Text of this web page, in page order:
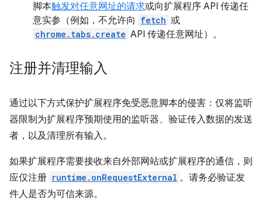
脚本触发对任意网址的请求或向扩展程序 API 传递任
意实参（例如，不允许向 fetch 或
chrome.tabs.create API 传递任意网址）。
注册并清理输入
通过以下方式保护扩展程序免受恶意脚本的侵害：仅将监听
器限制为扩展程序预期使用的监听器、验证传入数据的发送
者，以及清理所有输入。
如果扩展程序需要接收来自外部网站或扩展程序的通信，则
应仅注册 runtime.onRequestExternal 。请务必验证发
件人是否为可信来源。